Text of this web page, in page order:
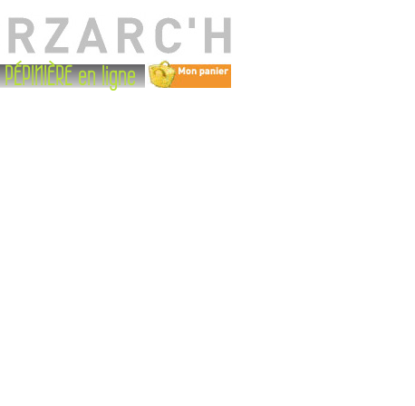
PÉPINIÈRE en ligne